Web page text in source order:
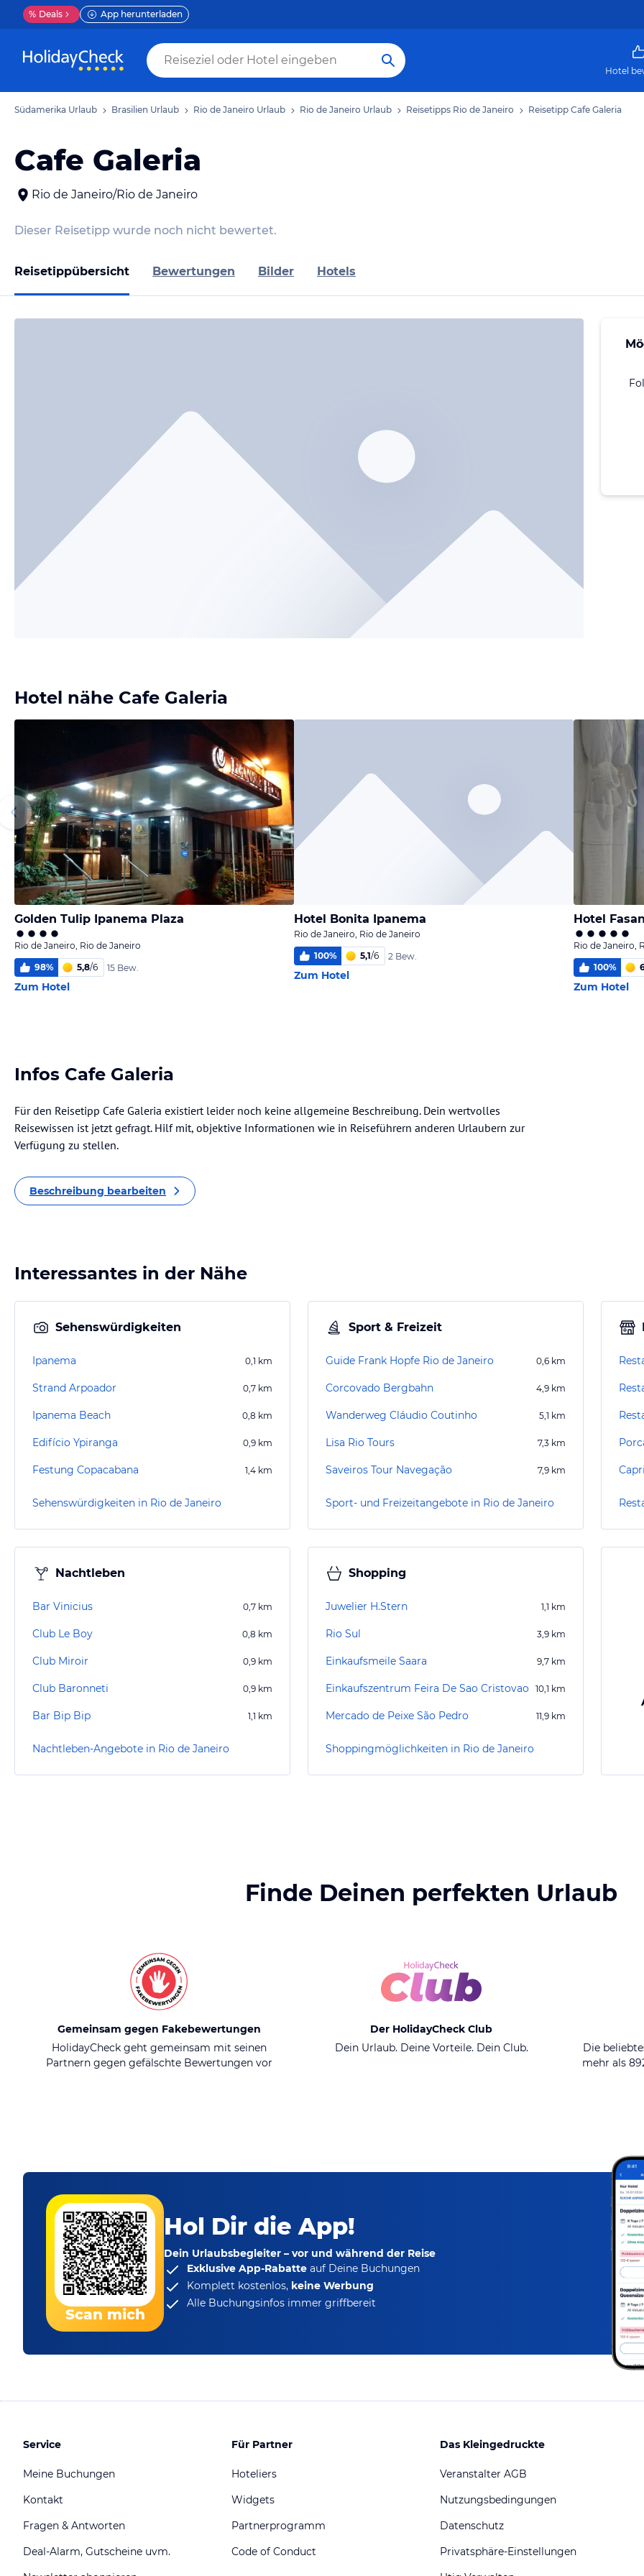
% Deals App herunterladen
Hotel
Südamerika Urlaub Brasilien Urlaub Rio de Janeiro Urlaub Rio de Janeiro Urlaub Reisetipps Rio de Janeiro Reisetipp Cafe Galeria
Cafe Galeria
Rio de Janeiro/Rio de Janeiro
Dieser Reisetipp wurde noch nicht bewertet.
Reisetippübersicht Bewertungen Bilder Hotels
Hotel nähe Cafe Galeria
Golden Tulip Ipanema Plaza
Rio de Janeiro, Rio de Janeiro
98% 5,8/6 15 Bew.
Zum Hotel
Hotel Bonita Ipanema
Rio de Janeiro, Rio de Janeiro
100% 5,1/6 2 Bew.
Zum Hotel
Hotel
Rio de Janeiro,
100%
Zum Hotel
Infos Cafe Galeria
Für den Reisetipp Cafe Galeria existiert leider noch keine allgemeine Beschreibung. Dein wertvolles
Reisewissen ist jetzt gefragt. Hilf mit, objektive Informationen wie in Reiseführern anderen Urlaubern zur
Verfügung zu stellen.
Beschreibung bearbeiten
Interessantes in der Nähe
Sehenswürdigkeiten
Ipanema 0,1 km
Strand Arpoador 0,7 km
Ipanema Beach 0,8 km
Edifício Ypiranga 0,9 km
Festung Copacabana 1,4 km
Sehenswürdigkeiten in Rio de Janeiro
Sport & Freizeit
Guide Frank Hopfe Rio de Janeiro 0,6 km
Corcovado Bergbahn 4,9 km
Wanderweg Cláudio Coutinho 5,1 km
Lisa Rio Tours 7,3 km
Saveiros Tour Navegação 7,9 km
Sport- und Freizeitangebote in Rio de Janeiro
Nachtleben
Bar Vinicius 0,7 km
Club Le Boy 0,8 km
Club Miroir 0,9 km
Club Baronneti 0,9 km
Bar Bip Bip 1,1 km
Nachtleben-Angebote in Rio de Janeiro
Shopping
Juwelier H.Stern 1,1 km
Rio Sul 3,9 km
Einkaufsmeile Saara 9,7 km
Einkaufszentrum Feira De Sao Cristovao 10,1 km
Mercado de Peixe São Pedro 11,9 km
Shoppingmöglichkeiten in Rio de Janeiro
Finde Deinen perfekten Urlaub
Gemeinsam gegen Fakebewertungen
HolidayCheck geht gemeinsam mit seinen
Partnern gegen gefälschte Bewertungen vor
Der HolidayCheck Club
Dein Urlaub. Deine Vorteile. Dein Club.
Die
mehr als
Scan mich
Hol Dir die App!
Dein Urlaubsbegleiter – vor und während der Reise
Exklusive App-Rabatte auf Deine Buchungen
Komplett kostenlos, keine Werbung
Alle Buchungsinfos immer griffbereit
Service
Meine Buchungen
Kontakt
Fragen & Antworten
Deal-Alarm, Gutscheine uvm.
Für Partner
Hoteliers
Widgets
Partnerprogramm
Code of Conduct
Das Kleingedruckte
Veranstalter AGB
Nutzungsbedingungen
Datenschutz
Privatsphäre-Einstellungen